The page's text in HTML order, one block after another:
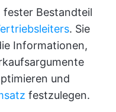
fester Bestandteil
. Sie
Informationen,
und
festzulegen.